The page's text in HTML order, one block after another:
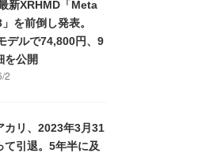
新XRHMD「Meta
を前倒し発表。
デルで74,800円、9
を公開
2
カリ、2023年3月31
て引退。5年半に及